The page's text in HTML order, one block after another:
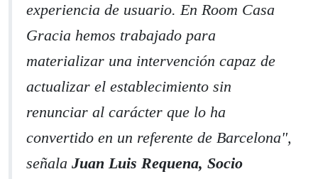
experiencia de usuario. En Room Casa
Gracia hemos trabajado para
materializar una intervención capaz de
actualizar el establecimiento sin
renunciar al carácter que lo ha
convertido en un referente de Barcelona",
señala Juan Luis Requena, Socio